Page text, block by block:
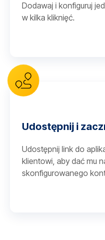
Dodawaj i konfiguruj
w kilka kliknięć.
Udostępnij i
Udostępnij link do
klientowi, aby dać mu
skonfigurowanego